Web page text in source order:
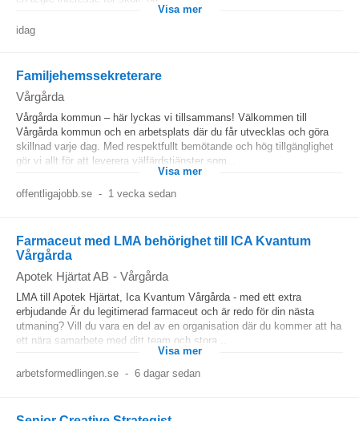
Visa mer
idag
Familjehemssekreterare
Vårgårda
Vårgårda kommun – här lyckas vi tillsammans! Välkommen till
Vårgårda kommun och en arbetsplats där du får utvecklas och göra
skillnad varje dag. Med respektfullt bemötande och hög tillgänglighet
gör vi allt för att leverera välfärdstjänster som...
Visa mer
offentligajobb.se - 1 vecka sedan
Farmaceut med LMA behörighet till ICA Kvantum
Vårgårda
Apotek Hjärtat AB - Vårgårda
LMA till Apotek Hjärtat, Ica Kvantum Vårgårda - med ett extra
erbjudande Är du legitimerad farmaceut och är redo för din nästa
utmaning? Vill du vara en del av en organisation där du kommer att ha
ett nära samarbete med ditt team och stora...
Visa mer
arbetsformedlingen.se - 6 dagar sedan